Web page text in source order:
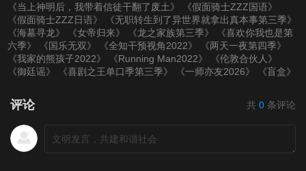
《当上神明后，我带着信徒干翻了废土》
《假面骑士ZZZ国语》
《假面骑士ZZZ日语》
《无职转生到了异世界就拿出真本事第三季》
《海墓寻龙》
《女帝归来》 《龙之家族第三季》
《喜欢你我也是第
六季》
《国乐无双》 《全知干预视角2022》
《两天一夜第四季》
《我家的熊孩子2022》
《Running Man2022》
《伦敦合伙人》
《御廷谣》
《喜剧之王单口季第三季》 《一师亦友2026》 《盲盒》
评论 共 0 条评论